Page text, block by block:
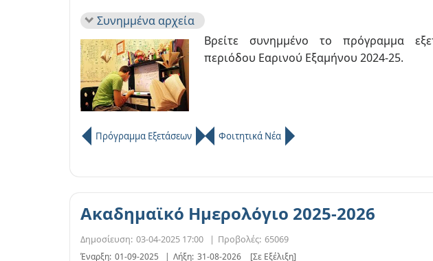
Συνημμένα αρχεία
Βρείτε συνημμένο το πρόγραμμα
περιόδου Εαρινού Εξαμήνου 2024-25.
Πρόγραμμα Εξετάσεων Φοιτητικά Νέα
Ακαδημαϊκό Ημερολόγιο 2025-2026
Δημοσίευση: 03-04-2025 17:00 | Προβολές: 65069
Έναρξη: 01-09-2025 | Λήξη: 31-08-2026 [Σε Εξέλιξη]